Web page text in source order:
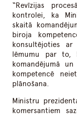
“Revīzijas
kontrolei, ka
skaitā
biroja
konsultējoties
lēmumu par to,
komandējumā
kompetencē
plānošana.
Ministru
komersantiem